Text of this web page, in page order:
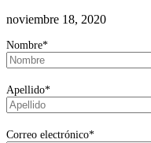
noviembre 18, 2020
Nombre*
Apellido*
Correo electrónico*